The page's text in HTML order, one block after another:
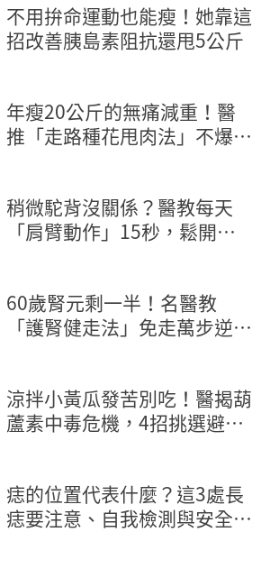
不用拚命運動也能瘦！她靠這
招改善胰島素阻抗還甩5公斤
年瘦20公斤的無痛減重！醫
推「走路種花甩肉法」不爆汗
稍微駝背沒關係？醫教每天
「肩臂動作」15秒，鬆開胸
60歲腎元剩一半！名醫教
「護腎健走法」免走萬步逆轉
涼拌小黃瓜發苦別吃！醫揭葫
蘆素中毒危機，4招挑選避雷
痣的位置代表什麼？這3處長
痣要注意、自我檢測與安全除